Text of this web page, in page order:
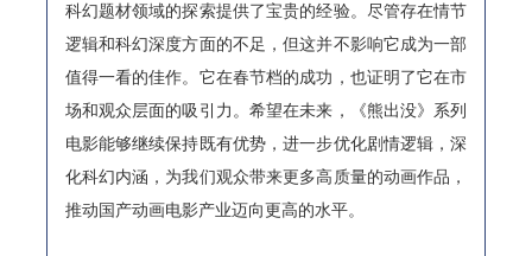
科幻题材领域的探索提供了宝贵的经验。尽管存在情节
逻辑和科幻深度方面的不足，但这并不影响它成为一部
值得一看的佳作。它在春节档的成功，也证明了它在市
场和观众层面的吸引力。希望在未来，《熊出没》系列
电影能够继续保持既有优势，进一步优化剧情逻辑，深
化科幻内涵，为我们观众带来更多高质量的动画作品，
推动国产动画电影产业迈向更高的水平。